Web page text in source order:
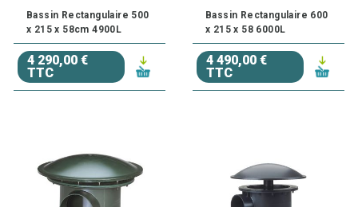
Bassin Rectangulaire 500
x 215 x 58cm 4900L
4 290,00 €
TTC
Bassin Rectangulaire 600
x 215 x 58 6000L
4 490,00 €
TTC